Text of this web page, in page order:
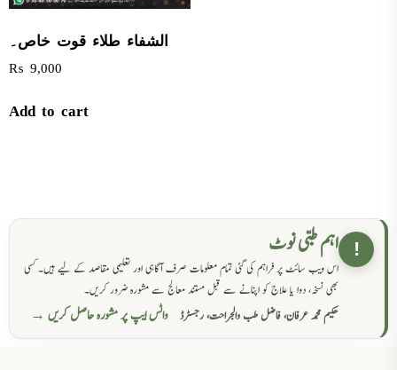
الشفاء طلاء قوت خاص۔
₨ 9,000
Add to cart
! اہم طبی نوٹ
اس ویب سائٹ پر فراہم کی گئی تمام معلومات صرف آگاہی اور تعلیمی مقاصد کے لیے ہیں۔ کسی
بھی نسخہ، دوا یا علاج کو اپنانے سے قبل مستند معالج سے مشورہ ضرور کریں۔
حکیم محمد عرفان، فاضل طب والجراحت، رجسٹرڈ
واٹس ایپ پر مشورہ حاصل کریں →